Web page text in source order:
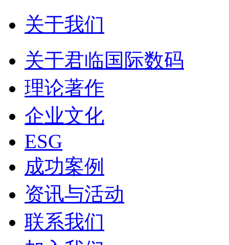
关于我们
关于君临国际数码
理论著作
企业文化
ESG
成功案例
资讯与活动
联系我们